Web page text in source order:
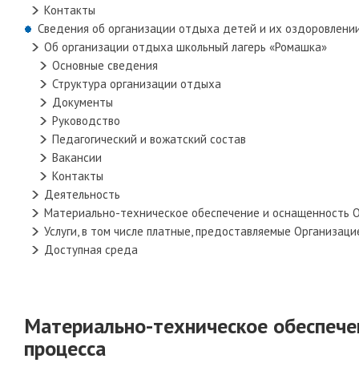
Контакты
Сведения об организации отдыха детей и их
Об организации отдыха школьный лагерь «Ромашка»
Основные сведения
Структура организации отдыха
Документы
Руководство
Педагогический и вожатский состав
Вакансии
Контакты
Деятельность
Материально-техническое обеспечение и оснащенность
Услуги, в том числе платные, предоставляемые
Доступная среда
Материально-техническое
процесса